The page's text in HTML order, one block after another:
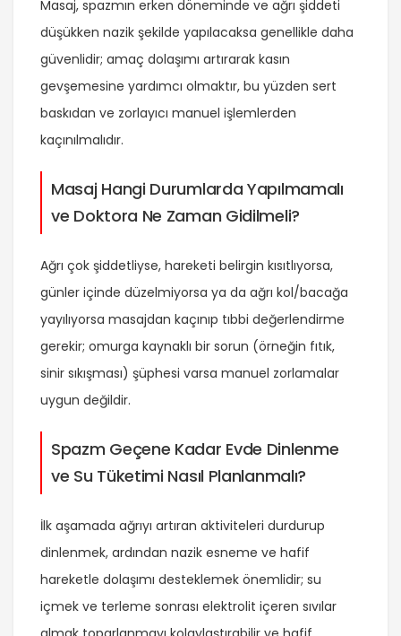
Masaj, spazmın erken döneminde ve ağrı şiddeti
düşükken nazik şekilde yapılacaksa genellikle daha
güvenlidir; amaç dolaşımı artırarak kasın
gevşemesine yardımcı olmaktır, bu yüzden sert
baskıdan ve zorlayıcı manuel işlemlerden
kaçınılmalıdır.
Masaj Hangi Durumlarda Yapılmamalı
ve Doktora Ne Zaman Gidilmeli?
Ağrı çok şiddetliyse, hareketi belirgin kısıtlıyorsa,
günler içinde düzelmiyorsa ya da ağrı kol/bacağa
yayılıyorsa masajdan kaçınıp tıbbi değerlendirme
gerekir; omurga kaynaklı bir sorun (örneğin fıtık,
sinir sıkışması) şüphesi varsa manuel zorlamalar
uygun değildir.
Spazm Geçene Kadar Evde Dinlenme
ve Su Tüketimi Nasıl Planlanmalı?
İlk aşamada ağrıyı artıran aktiviteleri durdurup
dinlenmek, ardından nazik esneme ve hafif
hareketle dolaşımı desteklemek önemlidir; su
içmek ve terleme sonrası elektrolit içeren sıvılar